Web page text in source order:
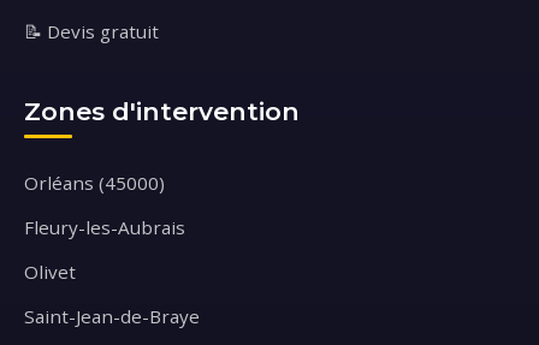
📝 Devis gratuit
Zones d'intervention
Orléans (45000)
Fleury-les-Aubrais
Olivet
Saint-Jean-de-Braye